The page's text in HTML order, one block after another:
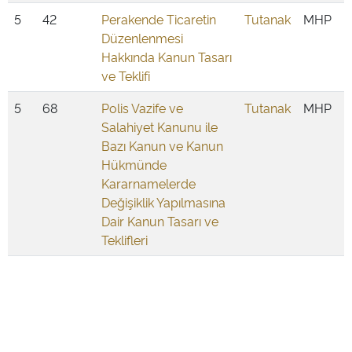
5 42
Perakende Ticaretin
Düzenlenmesi
Hakkında Kanun Tasarı
ve Teklifi
Tutanak MHP
5 68
Polis Vazife ve
Salahiyet Kanunu ile
Bazı Kanun ve Kanun
Hükmünde
Kararnamelerde
Değişiklik Yapılmasına
Dair Kanun Tasarı ve
Teklifleri
Tutanak MHP